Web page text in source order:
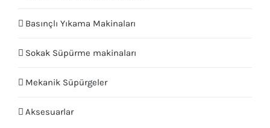
Basınçlı Yıkama Makinaları
Sokak Süpürme makinaları
Mekanik Süpürgeler
Aksesuarlar